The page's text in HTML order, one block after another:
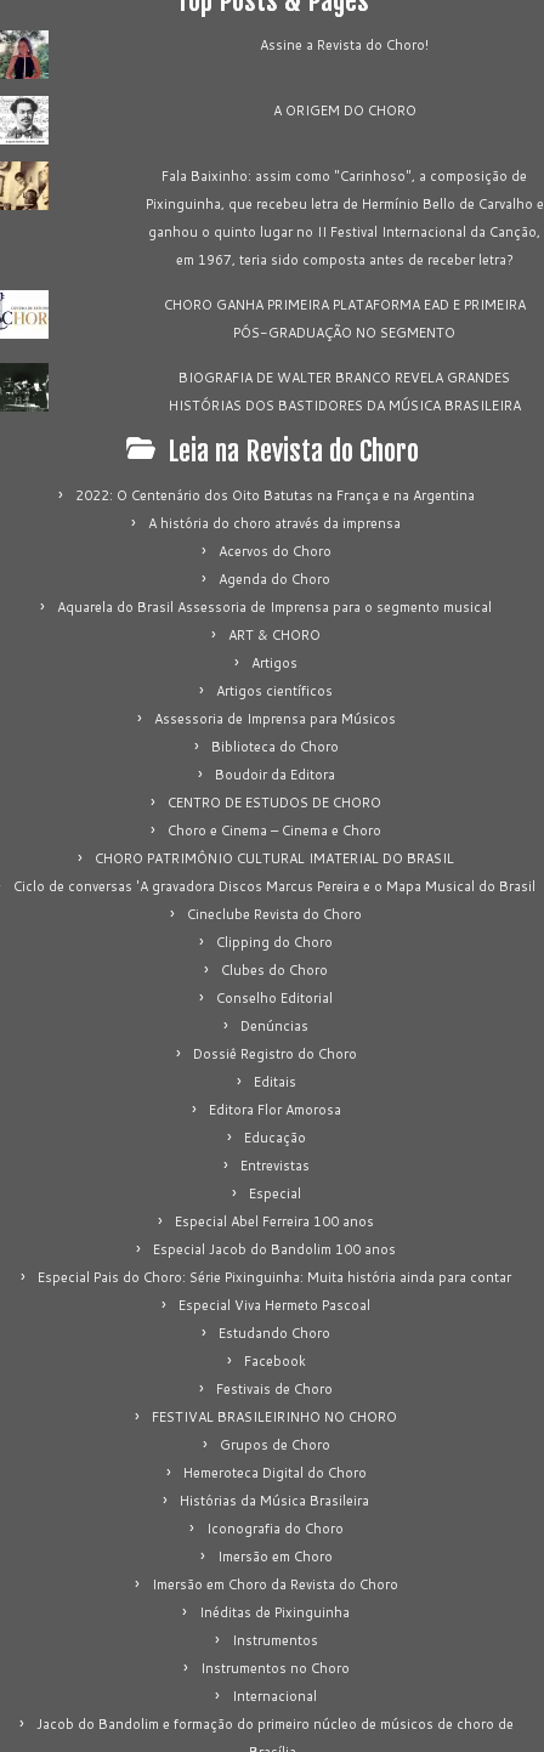
Assine a Revista do Choro!
A ORIGEM DO CHORO
Fala Baixinho: assim como "Carinhoso", a composição de
Pixinguinha, que recebeu letra de Hermínio Bello de Carvalho e
ganhou o quinto lugar no II Festival Internacional da Canção,
em 1967, teria sido composta antes de receber letra?
CHORO GANHA PRIMEIRA PLATAFORMA EAD E PRIMEIRA
PÓS-GRADUAÇÃO NO SEGMENTO
BIOGRAFIA DE WALTER BRANCO REVELA GRANDES
HISTÓRIAS DOS BASTIDORES DA MÚSICA BRASILEIRA
Leia na Revista do Choro
2022: O Centenário dos Oito Batutas na França e na Argentina
A história do choro através da imprensa
Acervos do Choro
Agenda do Choro
Aquarela do Brasil Assessoria de Imprensa para o segmento musical
ART & CHORO
Artigos
Artigos científicos
Assessoria de Imprensa para Músicos
Biblioteca do Choro
Boudoir da Editora
CENTRO DE ESTUDOS DE CHORO
Choro e Cinema – Cinema e Choro
CHORO PATRIMÔNIO CULTURAL IMATERIAL DO BRASIL
Ciclo de conversas 'A gravadora Discos Marcus Pereira e o Mapa Musical do Brasil
Cineclube Revista do Choro
Clipping do Choro
Clubes do Choro
Conselho Editorial
Denúncias
Dossiê Registro do Choro
Editais
Editora Flor Amorosa
Educação
Entrevistas
Especial
Especial Abel Ferreira 100 anos
Especial Jacob do Bandolim 100 anos
Especial Pais do Choro: Série Pixinguinha: Muita história ainda para contar
Especial Viva Hermeto Pascoal
Estudando Choro
Facebook
Festivais de Choro
FESTIVAL BRASILEIRINHO NO CHORO
Grupos de Choro
Hemeroteca Digital do Choro
Histórias da Música Brasileira
Iconografia do Choro
Imersão em Choro
Imersão em Choro da Revista do Choro
Inéditas de Pixinguinha
Instrumentos
Instrumentos no Choro
Internacional
Jacob do Bandolim e formação do primeiro núcleo de músicos de choro de